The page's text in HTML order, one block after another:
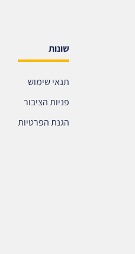
שונות
תנאי שימוש
פניות הציבור
הגנת הפרטיות